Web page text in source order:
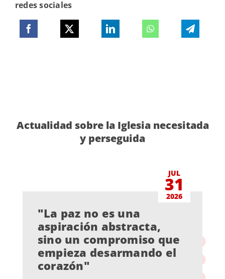
redes sociales
Actualidad sobre la Iglesia necesitada
y perseguida
JUL
31
2026
"La paz no es una
aspiración abstracta,
sino un compromiso que
empieza desarmando el
corazón"